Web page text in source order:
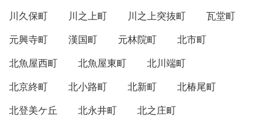
川久保町
川之上町 川之上突抜町
瓦堂町
元興寺町
漢国町 元林院町
北市町
北魚屋西町
北魚屋東町
北川端町
北京終町
北小路町 北新町
北椿尾町
北登美ケ丘
北永井町
北之庄町